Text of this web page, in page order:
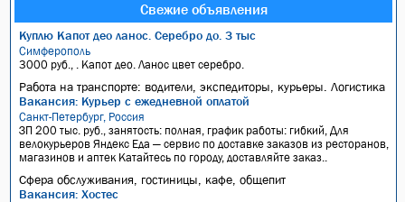
Свежие объявления
Куплю Капот део ланос. Серебро до. 3 тыс
Симферополь
3000 руб., . Капот део. Ланос цвет серебро.
Работа на транспорте: водители, экспедиторы, курьеры. Логистика
Вакансия: Курьер с ежедневной оплатой
Санкт-Петербург, Россия
ЗП 200 тыс. руб., занятость: полная, график работы: гибкий, Для
велокурьеров Яндекс Еда — сервис по доставке заказов из ресторанов,
магазинов и аптек Катайтесь по городу, доставляйте заказ..
Сфера обслуживания, гостиницы, кафе, общепит
Вакансия: Хостес